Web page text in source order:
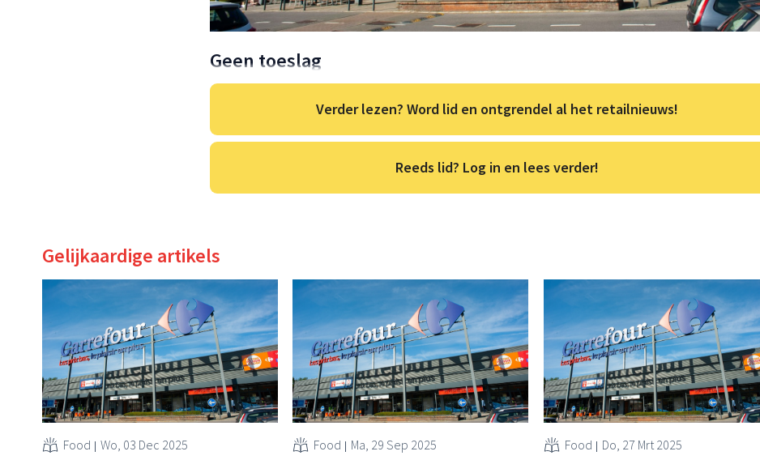
Geen toeslag
Verder lezen? Word lid en ontgrendel al het retailnieuws!
Reeds lid? Log in en lees verder!
Gelijkaardige artikels
Food Wo, 03 Dec 2025 Food Ma, 29 Sep 2025 Food Do, 27 Mrt 2025